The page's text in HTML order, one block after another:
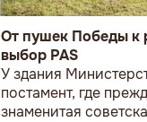
От пушек Победы к
выбор PAS
У здания
постамент, где
знаменитая